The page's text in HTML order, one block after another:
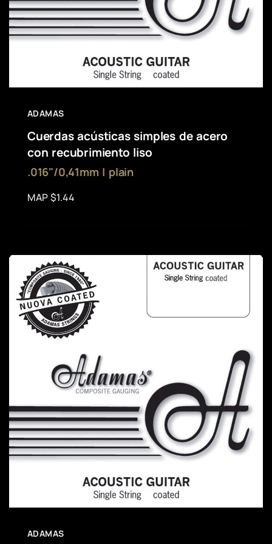
ADAMAS
Cuerdas acústicas simples de acero
con recubrimiento liso
.016"/0,41mm | plain
MAP $1.44
ADAMAS